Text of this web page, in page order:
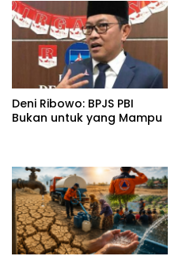
Deni Ribowo: BPJS PBI
Bukan untuk yang Mampu